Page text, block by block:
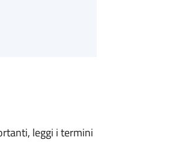
leggi i termini